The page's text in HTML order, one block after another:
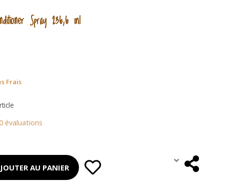
Spray 236,6 ml
Frais
évaluations
AU PANIER